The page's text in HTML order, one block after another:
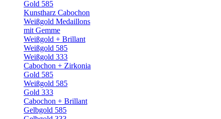
Gold 585
Kunstharz Cabochon
Weißgold Medaillons
mit Gemme
Weißgold + Brillant
Weißgold 585
Weißgold 333
Cabochon + Zirkonia
Gold 585
Weißgold 585
Gold 333
Cabochon + Brillant
Gelbgold 585